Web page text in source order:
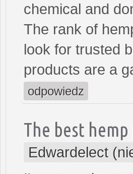
chemical and
The rank of
look for trusted
products are a
odpowiedz
The best
Edwardelect